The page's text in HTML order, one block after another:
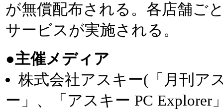
が無償配布される。各店舗ご
サービスが実施される。
●主催メディア
株式会社アスキー(「月刊ア
ー」、「アスキー PC Explorer